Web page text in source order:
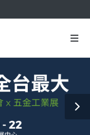
，2026/10/20-22與您在臺